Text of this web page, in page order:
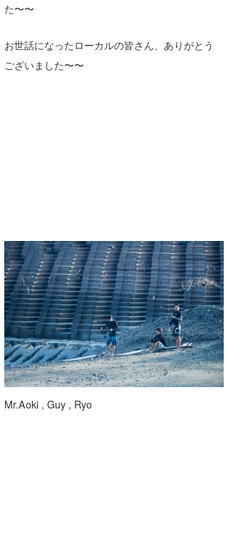
た〜〜
お世話になったローカルの皆さん、ありがとう
ございました〜〜
Mr.Aoki , Guy , Ryo
mitz
YUKI☆
たっちー
ハンマー
まっきー
三輪予報士
小川予報士